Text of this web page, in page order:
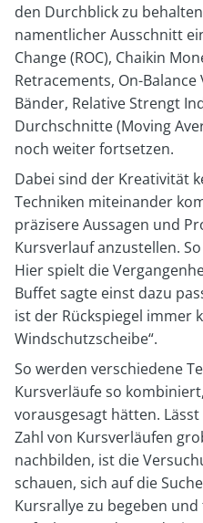
den Durchblick zu
namentlicher Ausschnitt
Change (ROC), Chaikin
Retracements, On-
Bänder, Relative Strengt
Durchschnitte (Moving
noch weiter fortsetzen.
Dabei sind der Kreativität
Techniken miteinander
präzisere Aussagen und
Kursverlauf anzustellen.
Hier spielt die
Buffet sagte einst dazu
ist der Rückspiegel immer
Windschutzscheibe“.
So werden verschiedene
Kursverläufe so
vorausgesagt hätten.
Zahl von Kursverläufen
nachbilden, ist die
schauen, sich auf die
Kursrallye zu begeben